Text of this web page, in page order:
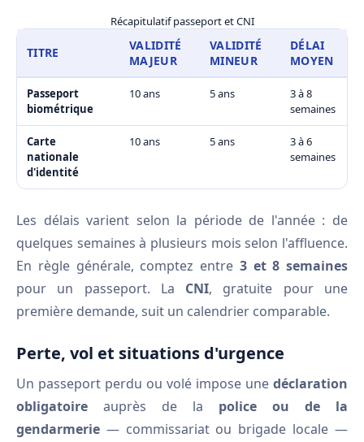
Récapitulatif passeport et CNI
TITRE
VALIDITÉ
MAJEUR
VALIDITÉ
MINEUR
DÉLAI
MOYEN
Passeport
biométrique
10 ans 5 ans
3 à 8
semaines
Carte
nationale
d'identité
10 ans 5 ans
3 à 6
semaines
Les délais varient selon la période de l'année : de
quelques semaines à plusieurs mois selon l'affluence.
En règle générale, comptez entre 3 et 8 semaines
pour un passeport. La CNI, gratuite pour une
première demande, suit un calendrier comparable.
Perte, vol et situations d'urgence
Un passeport perdu ou volé impose une déclaration
obligatoire auprès de la police ou de la
gendarmerie — commissariat ou brigade locale —